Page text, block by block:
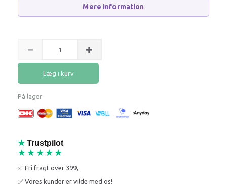
Mere information
Læg i kurv
På lager
★ Trustpilot
★★★★★
✅ Fri fragt over 399,-
✅ Vores kunder er vilde med os!